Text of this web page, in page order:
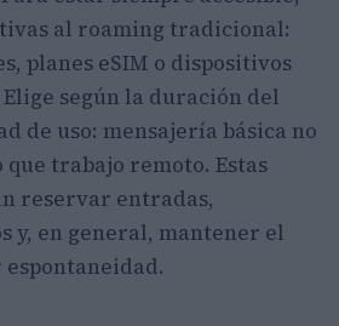
al roaming tradicional:
planes eSIM o dispositivos
Elige según la duración del
de uso: mensajería básica no
trabajo remoto. Estas
reservar entradas,
y, en general, mantener el